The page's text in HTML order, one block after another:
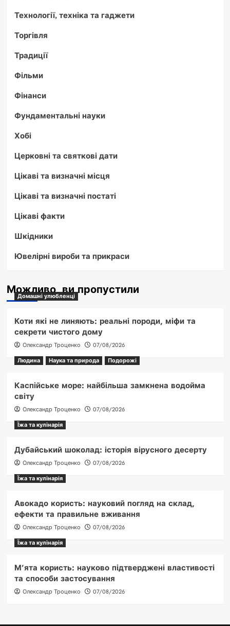
Технології, техніка та гаджети
Торгівля
Традиції
Фільми
Фінанси
Фундаментальні науки
Хобі
Церковні та святкові дати
Цікаві та визначні місця
Цікаві та визначні постаті
Цікаві факти
Шкідники
Ювелірні вироби та прикраси
Можливо, ви пропустили
Домашні улюбленці
Коти які не линяють: реальні породи, міфи та
секрети чистого дому
Олександр Троценко
07/08/2026
Людина
Наука та природа Подорожі
Каспійське море: найбільша замкнена водойма
світу
Олександр Троценко
07/08/2026
Їжа та кулінарія
Дубайський шоколад: історія вірусного десерту
Олександр Троценко
07/08/2026
Їжа та кулінарія
Авокадо користь: науковий погляд на склад,
ефекти та правильне вживання
Олександр Троценко
07/08/2026
Їжа та кулінарія
М’ята користь: науково підтверджені властивості
та способи застосування
Олександр Троценко 07/08/2026